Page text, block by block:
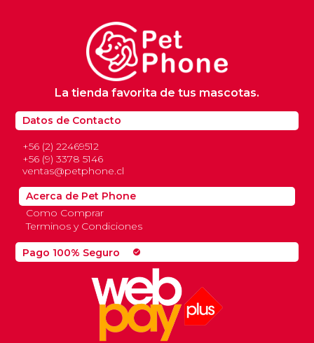
Pago 100% Seguro check_circle
Datos de Contacto
+56 (2) 22469512
+56 (9) 3378 5146
ventas@petphone.cl
La tienda favorita de tus mascotas.
Acerca de Pet Phone
Como Comprar
Terminos y Condiciones